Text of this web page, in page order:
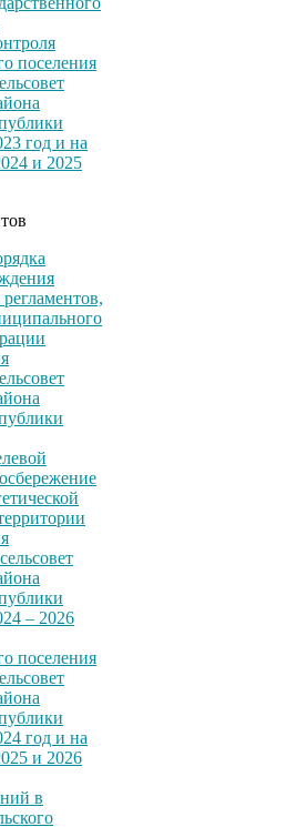
поселения
год и на
и 2025
– 2026
поселения
год и на
и 2026
в